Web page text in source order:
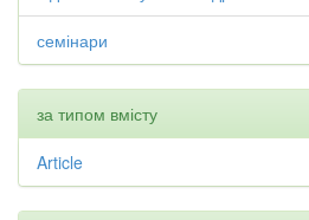
семінари
за типом вмісту
Article